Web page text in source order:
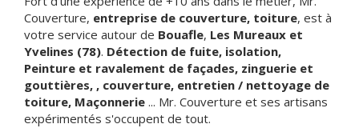
Couverture, entreprise de couverture, toiture, est à
votre service autour de Bouafle, Les Mureaux et
Yvelines (78). Détection de fuite, isolation,
Peinture et ravalement de façades, zinguerie et
gouttières, , couverture, entretien / nettoyage de
toiture, Maçonnerie ... Mr. Couverture et ses artisans
expérimentés s'occupent de tout.